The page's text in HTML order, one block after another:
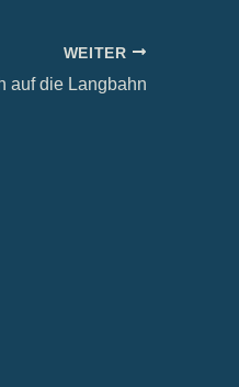
WEITER
auf die Langbahn